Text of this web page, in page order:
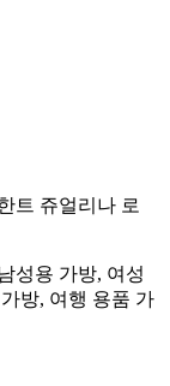
트 쥬얼리나 로
성용 가방, 여성
방, 여행 용품 가